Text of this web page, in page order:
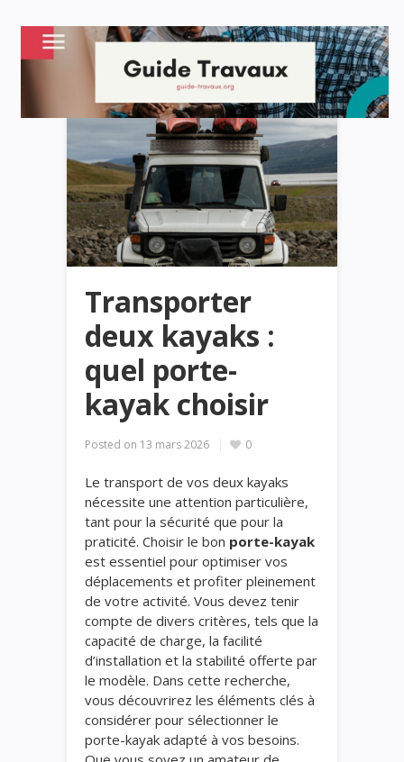
Transporter
deux kayaks :
quel porte-
kayak choisir
Posted on 13 mars 2026 0
Le transport de vos deux kayaks
nécessite une attention particulière,
tant pour la sécurité que pour la
praticité. Choisir le bon porte-kayak
est essentiel pour optimiser vos
déplacements et profiter pleinement
de votre activité. Vous devez tenir
compte de divers critères, tels que la
capacité de charge, la facilité
d’installation et la stabilité offerte par
le modèle. Dans cette recherche,
vous découvrirez les éléments clés à
considérer pour sélectionner le
porte-kayak adapté à vos besoins.